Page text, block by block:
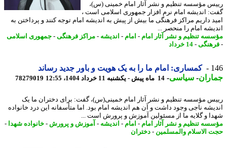
مؤسسه تنظیم و نشر آثار امام خمینی (س)،
اندیشه امام نرم افزار جمهوری اسلامی است ،
داریم مراکز فرهنگی ما بیش از پیش به اندیشه امام توجه کنند و پرداختن به
امام را منحصر ...
تنظیم و نشر آثار امام
-امام -اندیشه-مراکز فرهنگی-جمهوری اسلامی
-14 خرداد
کمساری: امام ما را به یک هویت و باور جدید رساند
- سیاسی-14 ماه پیش - یکشنبه 11 خرداد 1404، 12:55 78279019
مؤسسه تنظیم و نشر آثار امام خمینی(س)، گفت: برای دختران ما یک
ناجی وجود داشت و آن هم اندیشه امام بود. اما متأسفانه این درد خانواده
و گلایه ما از مسئولین آموزش و پرورش است ...
تنظیم و نشر آثار امام
-امام -اندیشه-آموزش و پرورش-خانواده شهدا-
الاسلام والمسلمین-دختران